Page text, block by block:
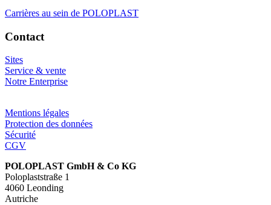
Carrières au sein de POLOPLAST
Contact
Sites
Service & vente
Notre Enterprise
Mentions légales
Protection des données
Sécurité
CGV
POLOPLAST GmbH & Co KG
Poloplaststraße 1
4060 Leonding
Autriche